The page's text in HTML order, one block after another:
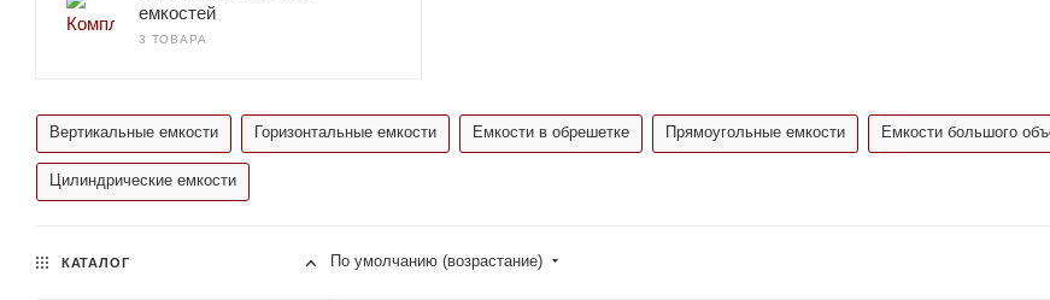
емкостей
3 ТОВАРА
Вертикальные емкости Горизонтальные емкости Емкости в обрешетке Прямоугольные емкости Емкости большого
Цилиндрические емкости
По умолчанию (возрастание)
КАТАЛОГ